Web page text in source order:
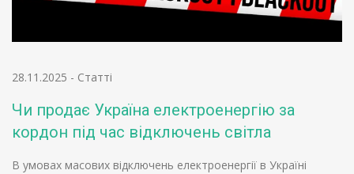
28.11.2025 - Статті
Чи продає Україна електроенергію за
кордон під час відключень світла
В умовах масових відключень електроенергії в Україні